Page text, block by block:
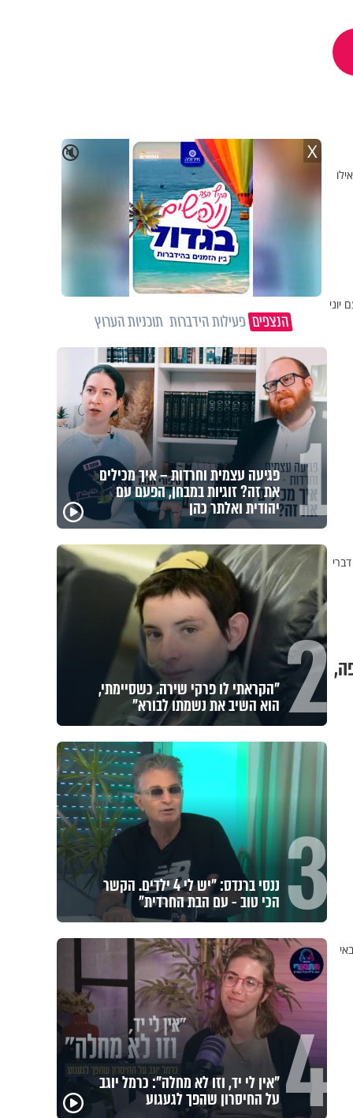
🔇 X
הנצפיםפעילות הידברות תוכניות הערוץ
1 מזוזות, ציציות וספרים מחזקים:
המיזם שיביא שמירה רוחנית לאלפי
חיילי צה"ל
2 לזיווגים, שלום בית וישועות: המשדר
העולמי של ט"ו באב
3 אחי, מחכים רק לך: יום התפילין
העולמי מגיע לתל אביב
4 מה הסיכוי להתחתן בגיל 37? הפעולה
שסיימה עשור של אכזבות והובילה
לחופה
גם השולחן שבת שאתם